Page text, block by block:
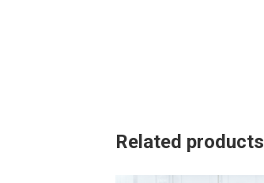
Related products